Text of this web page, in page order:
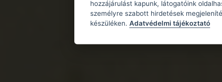
hozzájárulást kapunk, látogatóink
személyre szabott hirdetések
készüléken. Adatvédelmi tájékoztató